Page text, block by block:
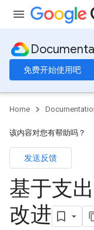
免费开始使用吧
Home
该内容对您有帮助吗？
发送反馈
基于支
改进